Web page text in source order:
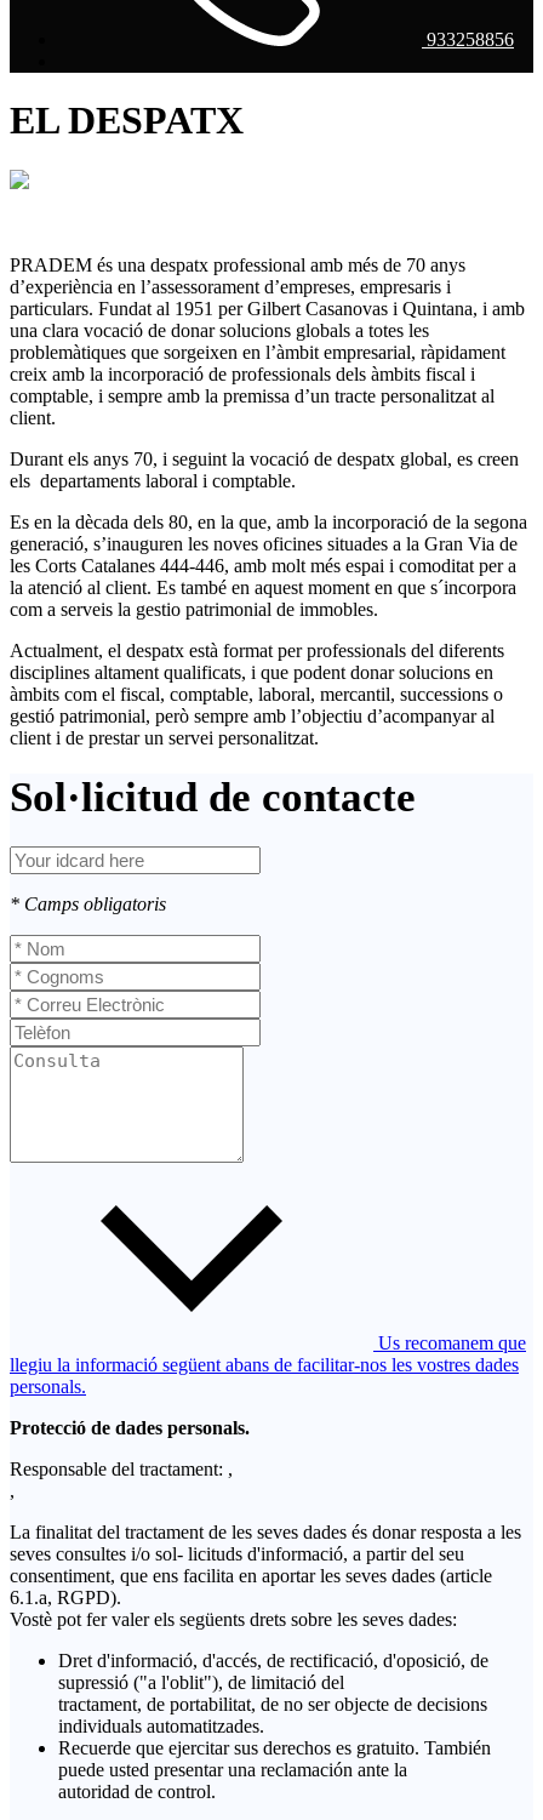
933258856
EL DESPATX
PRADEM és una despatx professional amb més de 70 anys
d’experiència en l’assessorament d’empreses, empresaris i
particulars. Fundat al 1951 per Gilbert Casanovas i Quintana, i amb
una clara vocació de donar solucions globals a totes les
problemàtiques que sorgeixen en l’àmbit empresarial, ràpidament
creix amb la incorporació de professionals dels àmbits fiscal i
comptable, i sempre amb la premissa d’un tracte personalitzat al
client.
Durant els anys 70, i seguint la vocació de despatx global, es creen
els departaments laboral i comptable.
Es en la dècada dels 80, en la que, amb la incorporació de la segona
generació, s’inauguren les noves oficines situades a la Gran Via de
les Corts Catalanes 444-446, amb molt més espai i comoditat per a
la atenció al client. Es també en aquest moment en que s´incorpora
com a serveis la gestio patrimonial de immobles.
Actualment, el despatx està format per professionals del diferents
disciplines altament qualificats, i que podent donar solucions en
àmbits com el fiscal, comptable, laboral, mercantil, successions o
gestió patrimonial, però sempre amb l’objectiu d’acompanyar al
client i de prestar un servei personalitzat.
Sol·licitud de contacte
* Camps obligatoris
Us recomanem que
llegiu la informació següent abans de facilitar-nos les vostres dades
personals.
Protecció de dades personals.
Responsable del tractament: ,
,
La finalitat del tractament de les seves dades és donar resposta a les
seves consultes i/o sol- licituds d'informació, a partir del seu
consentiment, que ens facilita en aportar les seves dades (article
6.1.a, RGPD).
Vostè pot fer valer els següents drets sobre les seves dades:
Dret d'informació, d'accés, de rectificació, d'oposició, de
supressió ("a l'oblit"), de limitació del
tractament, de portabilitat, de no ser objecte de decisions
individuals automatitzades.
Recuerde que ejercitar sus derechos es gratuito. También
puede usted presentar una reclamación ante la
autoridad de control.